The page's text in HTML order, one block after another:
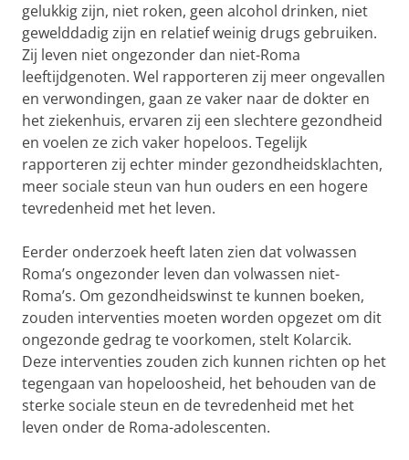
gelukkig zijn, niet roken, geen alcohol drinken, niet
gewelddadig zijn en relatief weinig drugs gebruiken.
Zij leven niet ongezonder dan niet-Roma
leeftijdgenoten. Wel rapporteren zij meer ongevallen
en verwondingen, gaan ze vaker naar de dokter en
het ziekenhuis, ervaren zij een slechtere gezondheid
en voelen ze zich vaker hopeloos. Tegelijk
rapporteren zij echter minder gezondheidsklachten,
meer sociale steun van hun ouders en een hogere
tevredenheid met het leven.
Eerder onderzoek heeft laten zien dat volwassen
Roma’s ongezonder leven dan volwassen niet-
Roma’s. Om gezondheidswinst te kunnen boeken,
zouden interventies moeten worden opgezet om dit
ongezonde gedrag te voorkomen, stelt Kolarcik.
Deze interventies zouden zich kunnen richten op het
tegengaan van hopeloosheid, het behouden van de
sterke sociale steun en de tevredenheid met het
leven onder de Roma-adolescenten.